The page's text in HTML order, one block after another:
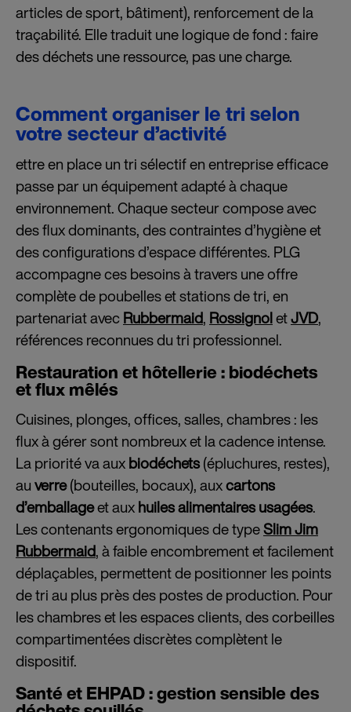
articles de sport, bâtiment), renforcement de la
traçabilité. Elle traduit une logique de fond : faire
des déchets une ressource, pas une charge.
Comment organiser le tri selon
votre secteur d’activité
ettre en place un tri sélectif en entreprise efficace
passe par un équipement adapté à chaque
environnement. Chaque secteur compose avec
des flux dominants, des contraintes d’hygiène et
des configurations d’espace différentes. PLG
accompagne ces besoins à travers une offre
complète de poubelles et stations de tri, en
partenariat avec Rubbermaid, RossignoletJVD,
références reconnues du tri professionnel.
Restauration et hôtellerie : biodéchets
et flux mêlés
Cuisines, plonges, offices, salles, chambres : les
flux à gérer sont nombreux et la cadence intense.
La priorité va auxbiodéchets(épluchures, restes),
auverre(bouteilles, bocaux), auxcartons
d’emballageet auxhuiles alimentaires usagées.
Les contenants ergonomiques de typeSlim Jim
Rubbermaid, à faible encombrement et facilement
déplaçables, permettent de positionner les points
de tri au plus près des postes de production. Pour
les chambres et les espaces clients, des corbeilles
compartimentées discrètes complètent le
dispositif.
Santé et EHPAD : gestion sensible des